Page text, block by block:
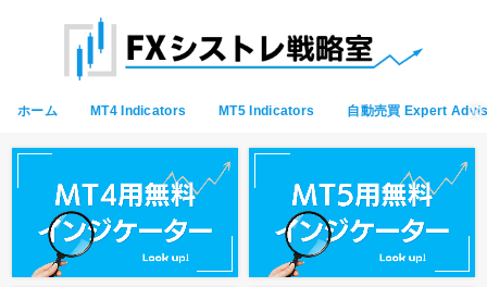
ホーム MT4 Indicators MT5 Indicators 自動売買 Expert